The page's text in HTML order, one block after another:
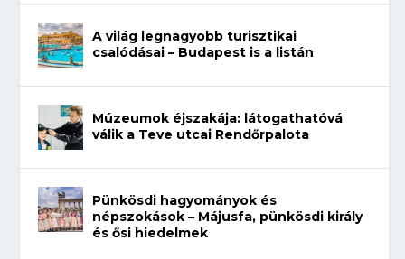
A világ legnagyobb turisztikai
csalódásai – Budapest is a listán
Múzeumok éjszakája: látogathatóvá
válik a Teve utcai Rendőrpalota
Pünkösdi hagyományok és
népszokások – Májusfa, pünkösdi király
és ősi hiedelmek